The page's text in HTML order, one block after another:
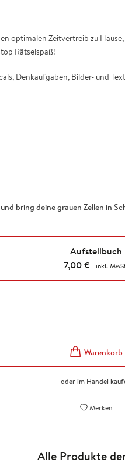
optimalen Zeitvertreib zu
Rätselspaß!
Denkaufgaben, Bilder- und
bring deine grauen Zellen in
Aufstellbuch
7,00€ inkl.
oder im Handel
Merken
Alle Produkte